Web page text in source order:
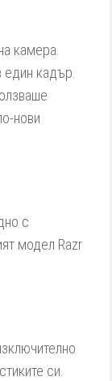
камера.
един кадър.
нови
с
модел Razr
си.